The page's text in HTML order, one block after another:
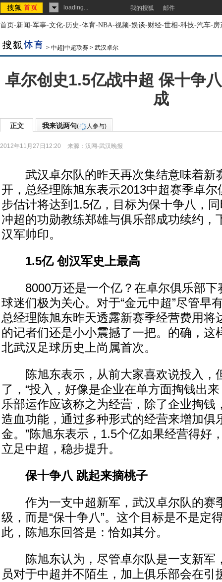
loading... 我的搜狐 邮件
首页-新闻-军事-文化-历史-体育-NBA-视频-娱谈-财经-世相-科技-汽车-房
> 中超|中超联赛 > 武汉卓尔
卓尔创史1.5亿战中超 保十争
成
正文 我来说两句( 人参与)
2012年11月27日12:20 来源： 汉网-武汉晚报
武汉卓尔队的昨天再次集结意味着新
开，总经理陈旭东表示2013中超赛季卓
步估计将达到1.5亿，目标为保十争八，
冲超的功勋教练郑雄与俱乐部成功续约，
汉军帅印。
1.5亿 创汉军史上最高
8000万还是一个亿？在卓尔俱乐部下
球迷们极为关心。对于“金元中超”尽管早
总经理陈旭东昨天透露新赛季经营费用将
的记者们还是小小震撼了一把。的确，这
北武汉足球历史上尚属首次。
陈旭东表示，从前大家喜欢说投入，
了，“投入，好像是企业在单方面掏钱出
乐部运作应该称之为经营，除了企业掏钱
造血功能，通过多种形式的经营来增加俱
金。”陈旭东表示，1.5个亿如果经营得好
立足中超，稳步提升。
保十争八 跳起来摘桃子
作为一支中超新军，武汉卓尔队的赛
级，而是“保十争八”。这个目标是不是定
此，陈旭东回答是：恰如其分。
陈旭东认为，尽管卓尔队是一支新军
员对于中超并不陌生，加上俱乐部会在引